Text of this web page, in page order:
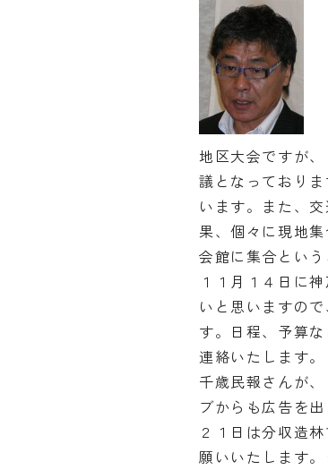
地区大会ですが
議となっており
います。また、
果、個々に現地
会館に集合とい
１１月１４日に
いと思いますの
す。日程、予算
連絡いたします。
千歳民報さんが
ブからも広告を出
２１日は分収造
願いいたします